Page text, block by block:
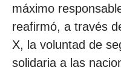
máximo
reafirmó, a través
X, la voluntad de
solidaria a las